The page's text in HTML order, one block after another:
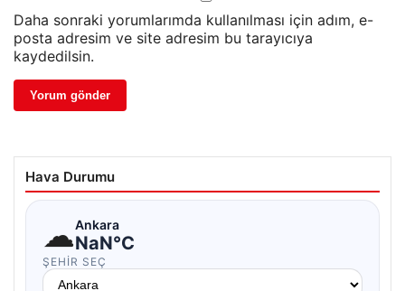
Daha sonraki yorumlarımda kullanılması için adım, e-
posta adresim ve site adresim bu tarayıcıya
kaydedilsin.
Hava Durumu
☁Ankara
NaN°C
ŞEHIR SEÇ